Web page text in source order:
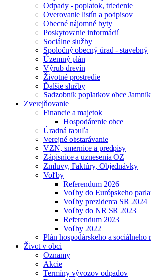
Odpady - poplatok, triedenie
Overovanie listín a podpisov
Obecné nájomné byty
Poskytovanie informácií
Sociálne služby
Spoločný obecný úrad - stavebný
Územný plán
Výrub drevín
Životné prostredie
Ďalšie služby
Sadzobník poplatkov obce Jamník
Zverejňovanie
Financie a majetok
Hospodárenie obce
Úradná tabuľa
Verejné obstarávanie
VZN, smernice a predpisy
Zápisnice a uznesenia OZ
Zmluvy, Faktúry, Objednávky
Voľby
Referendum 2026
Voľby do Európskeho
Voľby prezidenta SR 2024
Voľby do NR SR 2023
Referendum 2023
Voľby 2022
Plán hospodárskeho a sociálneho
Život v obci
Oznamy
Akcie
Termíny vývozov odpadov